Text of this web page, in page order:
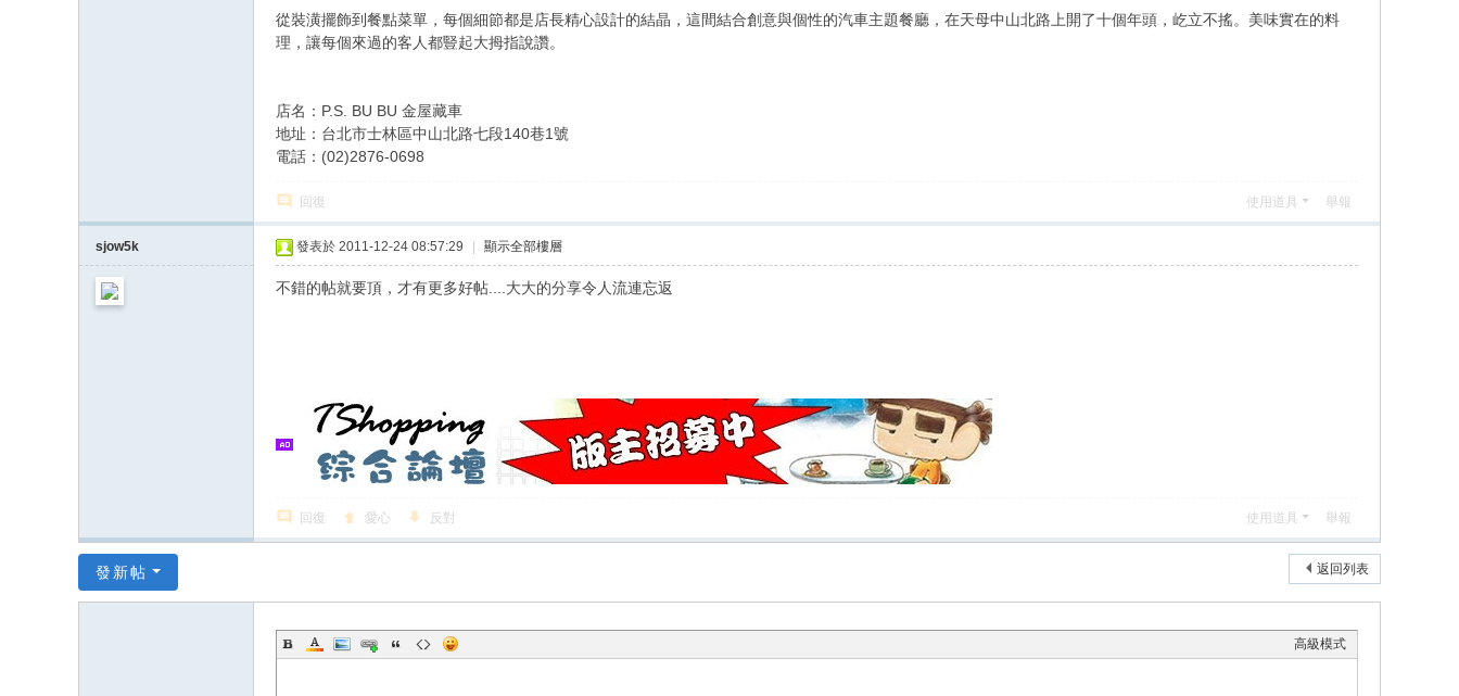
從裝潢擺飾到餐點菜單，每個細節都是店長精心設計的結晶，這間結合創意與個性的汽車主題餐廳，在天母中山北路上開了十個年頭，屹立不搖。美味實在的料
理，讓每個來過的客人都豎起大拇指說讚。
店名：P.S. BU BU 金屋藏車
地址：台北市士林區中山北路七段140巷1號
電話：(02)2876-0698
回復 使用道具 舉報
sjow5k 發表於 2011-12-24 08:57:29 顯示全部樓層
不錯的帖就要頂，才有更多好帖....大大的分享令人流連忘返
回復 愛心 反對 使用道具 舉報
返回列表
發新帖
高級模式